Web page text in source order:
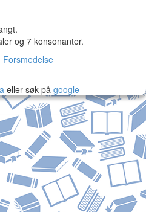
og 7 konsonanter.
Forsmedelse
eller søk på google